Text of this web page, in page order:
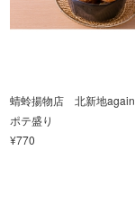
蜻蛉揚物店 北新地again
ポテ盛り
¥770